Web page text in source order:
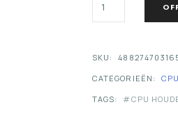
THIN
LINE
AANTAL
SKU:
CATEGORIEËN:
TAGS:
CPU